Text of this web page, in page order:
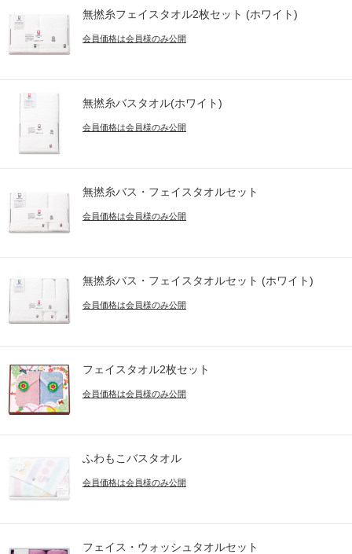
無撚糸フェイスタオル2枚セット (ホワイト)
会員価格は会員様のみ公開
無撚糸バスタオル(ホワイト)
会員価格は会員様のみ公開
無撚糸バス・フェイスタオルセット
会員価格は会員様のみ公開
無撚糸バス・フェイスタオルセット (ホワイト)
会員価格は会員様のみ公開
フェイスタオル2枚セット
会員価格は会員様のみ公開
ふわもこバスタオル
会員価格は会員様のみ公開
フェイス・ウォッシュタオルセット